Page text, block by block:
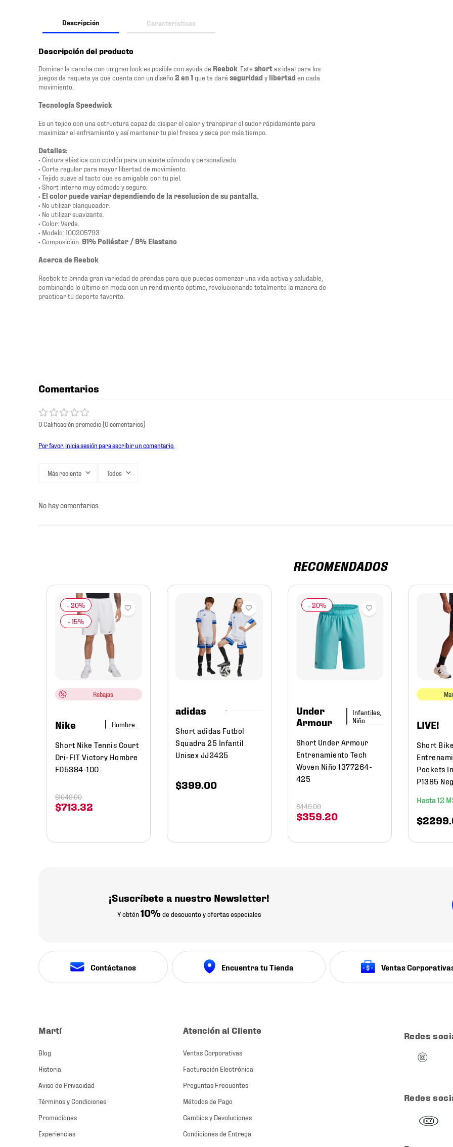
Descripción Características
Descripción del producto
Dominar la cancha con un gran look es posible con ayuda de Reebok . Este shortes ideal para los
juegos de raqueta ya que cuenta con un diseño 2 en 1 que te dará seguridad ylibertad en cada
movimiento.
Tecnología Speedwick
Es un tejido con una estructura capaz de disipar el calor y transpirar el sudor rápidamente para
maximizar el enfriamiento y así mantener tu piel fresca y seca por más tiempo.
Detalles:
• Cintura elástica con cordón para un ajuste cómodo y personalizado.
• Corte regular para mayor libertad de movimiento.
• Tejido suave al tacto que es amigable con tu piel.
• Short interno muy cómodo y seguro.
• El color puede variar dependiendo de la resolucion de su pantalla.
• No utilizar blanqueador.
• No utilizar suavizante.
• Color: Verde.
• Modelo: 100205793
• Composición: 91% Poliéster / 9% Elastano
Acerca de Reebok
Reebok te brinda gran variedad de prendas para que puedas comenzar una vida activa y saludable,
combinando lo último en moda con un rendimiento óptimo, revolucionando totalmente la manera de
practicar tu deporte favorito.
Comentarios
0 Calificación promedio(0 comentarios)
Por favor, inicia sesión para escribir un comentario.
Más reciente Todos
No hay comentarios.
RECOMENDADOS
Rebajas
Nike Hombre
Short Nike Tennis Court
Dri-FIT Victory Hombre
FD5384-100
$713.32
$1049.00
adidas
Short adidas Futbol
Squadra 25 Infantil
Unisex JJ2425
$399.00
Under
Armour
Infantiles,
Niño
Short Under Armour
Entrenamiento Tech
Woven Niño 1377264-
425
$359.20
$449.00
LIVE!
Short
Pockets
P1385
12
$2299.
¡Suscríbete a nuestro Newsletter!
Y obtén10% de descuento y ofertas especiales
Contáctanos Encuentra tu Tienda Ventas
Martí
Blog
Historia
Aviso de Privacidad
Términos y Condiciones
Promociones
Experiencias
Atención al Cliente
Ventas Corporativas
Facturación Electrónica
Preguntas Frecuentes
Métodos de Pago
Cambios y Devoluciones
Condiciones de Entrega
Redes
Redes